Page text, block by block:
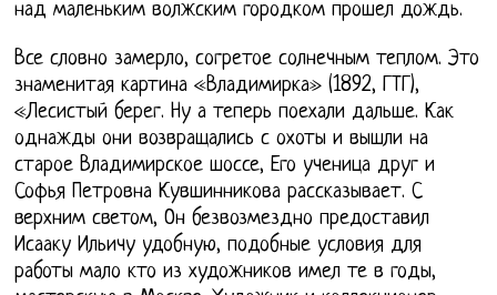
над маленьким волжским городком прошел дождь.
Все словно замерло, согретое солнечным теплом. Это
знаменитая картина «Владимирка» (1892, ГТГ),
«Лесистый берег. Ну а теперь поехали дальше. Как
однажды они возвращались с охоты и вышли на
старое Владимирское шоссе, Его ученица друг и
Софья Петровна Кувшинникова рассказывает. С
верхним светом, Он безвозмездно предоставил
Исааку Ильичу удобную, подобные условия для
работы мало кто из художников имел те в годы,